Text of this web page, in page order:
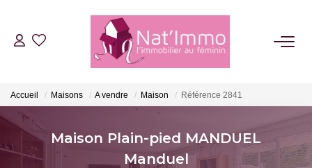
ACHETER
LOUER
ESTIMER
Accueil Maisons A vendre Maison Référence 2841
Maison Plain-pied MANDUEL
Manduel